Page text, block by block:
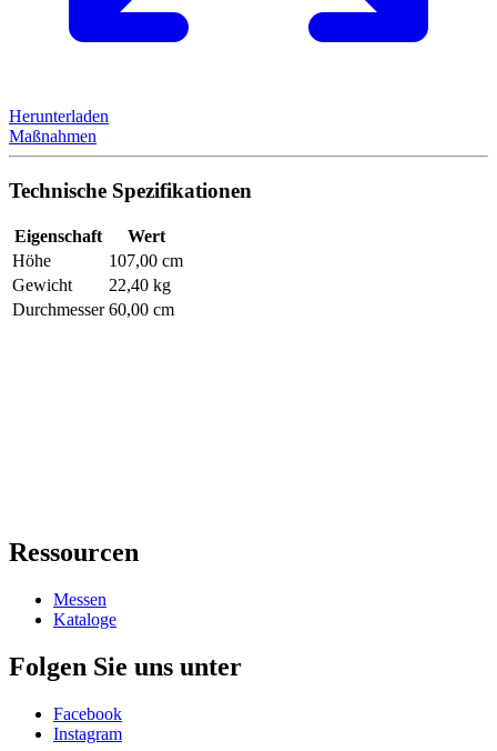
Herunterladen
Maßnahmen
Technische Spezifikationen
Eigenschaft
Wert
Höhe
107,00 cm
Gewicht
22,40 kg
Durchmesser 60,00 cm
Ressourcen
Messen
Kataloge
Folgen Sie uns unter
Facebook
Instagram